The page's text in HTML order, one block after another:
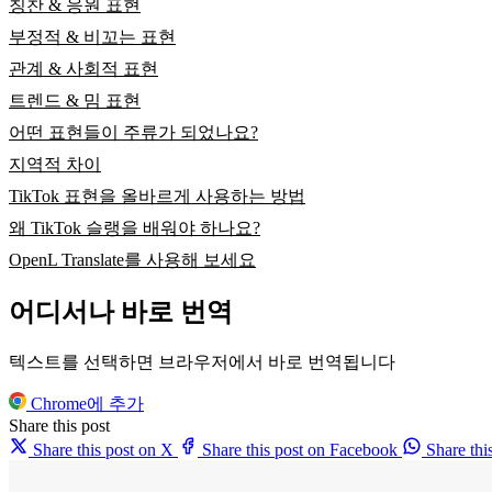
칭찬 & 응원 표현
부정적 & 비꼬는 표현
관계 & 사회적 표현
트렌드 & 밈 표현
어떤 표현들이 주류가 되었나요?
지역적 차이
TikTok 표현을 올바르게 사용하는 방법
왜 TikTok 슬랭을 배워야 하나요?
OpenL Translate를 사용해 보세요
어디서나 바로 번역
텍스트를 선택하면 브라우저에서 바로 번역됩니다
Chrome에 추가
Share this post
Share this post on X
Share this post on Facebook Share